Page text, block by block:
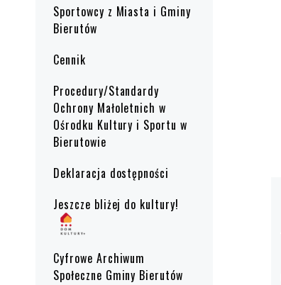
Sportowcy z Miasta i Gminy
Bierutów
Cennik
Procedury/Standardy
Ochrony Małoletnich w
Ośrodku Kultury i Sportu w
Bierutowie
Deklaracja dostępności
Jeszcze bliżej do kultury!
Cyfrowe Archiwum
Społeczne Gminy Bierutów